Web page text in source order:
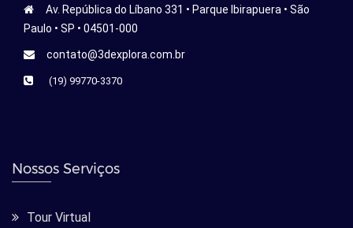
Av. República do Líbano 331 • Parque Ibirapuera • São
Paulo • SP • 04501-000
contato@3dexplora.com.br
(19) 99770-3370
Nossos Serviços
Tour Virtual